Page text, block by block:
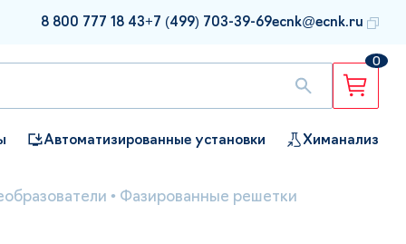
8 800 777 18 43+7 (499) 703-39-69ecnk@ecnk.ru
0
Автоматизированные установки Химанализ
• Фазированные решетки